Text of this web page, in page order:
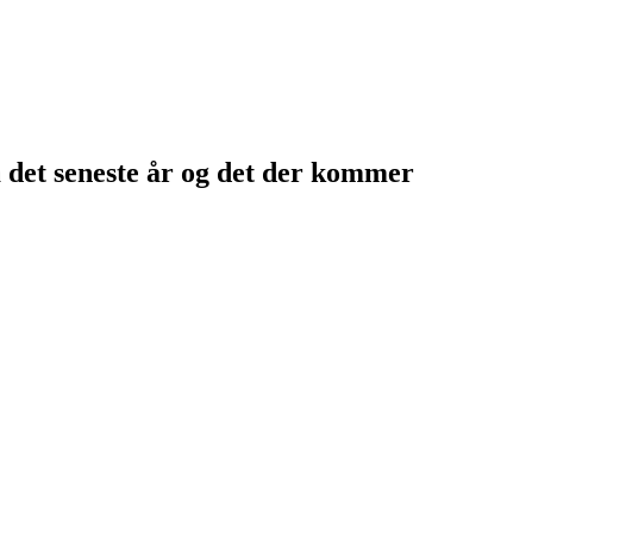
seneste år og det der kommer